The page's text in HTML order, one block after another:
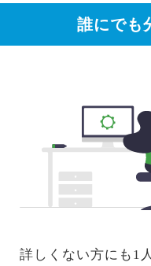
誰にでも
詳しくない方にも1